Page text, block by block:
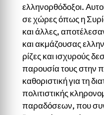
ελληνορθόδοξοι.
σε χώρες όπως η
και άλλες,
και ακμάζουσας
ρίζες και ισχυρούς
παρουσία τους στην
καθοριστική για τη
πολιτιστικής
παραδόσεων, που